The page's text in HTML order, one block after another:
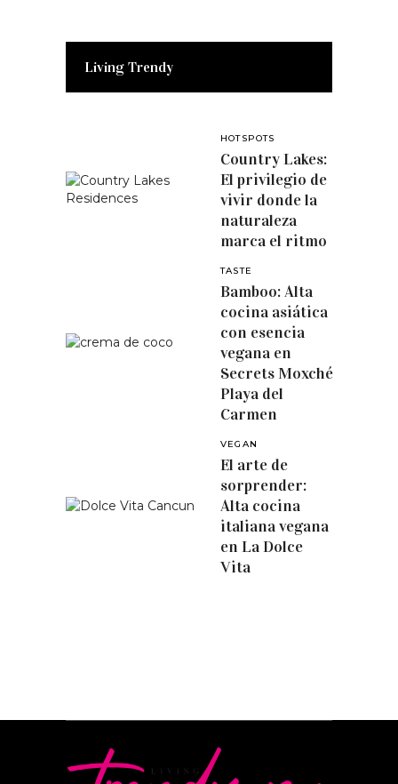
Living Trendy
HOTSPOTS
Country Lakes:
El privilegio de
vivir donde la
naturaleza
marca el ritmo
TASTE
Bamboo: Alta
cocina asiática
con esencia
vegana en
Secrets Moxché
Playa del
Carmen
VEGAN
El arte de
sorprender:
Alta cocina
italiana vegana
en La Dolce
Vita